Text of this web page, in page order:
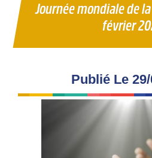
Journée mondiale de
février
Publié Le